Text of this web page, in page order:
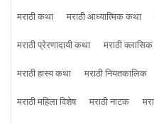
मराठी कथा मराठी आध्यात्मिक कथा
मराठी प्रेरणादायी कथा
मराठी
मराठी हास्य कथा
मराठी नियतकालिक
मराठी महिला विशेष
मराठी नाटक